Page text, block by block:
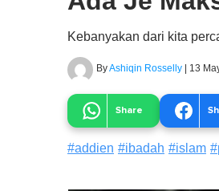
Kebanyakan dari kita
ByAshiqin Rosselly | 13
Share
#addien #ibadah #islam #